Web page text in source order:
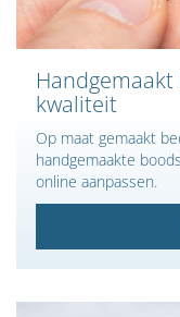
kwaliteit
Op maat gemaakt
handgemaakte
online aanpassen.